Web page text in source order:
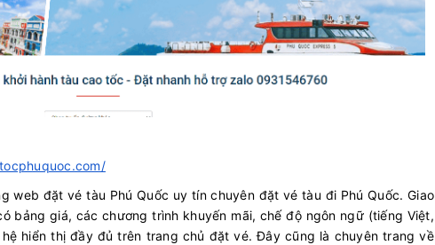
web đặt vé tàu Phú Quốc uy tín chuyên đặt vé tàu đi Phú Quốc. Giao
bảng giá, các chương trình khuyến mãi, chế độ ngôn ngữ (tiếng Việt,
hiển thị đầy đủ trên trang chủ đặt vé. Đây cũng là chuyên trang về